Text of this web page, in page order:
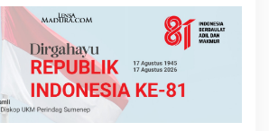
k
u
t
k
L